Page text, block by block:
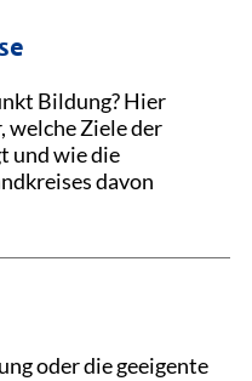
Bildung? Hier
welche Ziele der
und wie die
davon
oder die geeigente